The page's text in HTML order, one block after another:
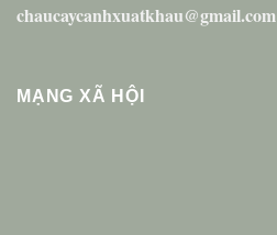
chaucaycanhxuatkhau@gmail.com
MẠNG XÃ HỘI